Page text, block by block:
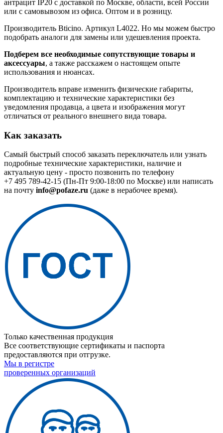
антрацит IP20 с доставкой по Москве, области, всей России
или с самовывозом из офиса. Оптом и в розницу.
Производитель Bticino. Артикул L4022. Но мы можем быстро
подобрать аналоги для замены или удешевления проекта.
Подберем все необходимые сопутствующие товары и
аксессуары, а также расскажем о настоящем опыте
использования и нюансах.
Производитель вправе изменить физические габариты,
комплектацию и технические характеристики без
уведомления продавца, а цвета и изображения могут
отличаться от реального внешнего вида товара.
Как заказать
Самый быстрый способ заказать переключатель или узнать
подробные технические характеристики, наличие и
актуальную цену - просто позвонить по телефону
+7 495 789-42-15 (Пн-Пт 9:00-18:00 по Москве) или написать
на почту info@pofaze.ru (даже в нерабочее время).
Только качественная продукция
Все соответствующие сертификаты и паспорта
предоставляются при отгрузке.
Мы в регистре
проверенных организаций